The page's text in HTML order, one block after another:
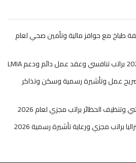
طباخ مع حوافز مالية وتأمين صحي لعام
بقطر 2026 مع تصريح عمل وتأشيرة رسمية وسكن وتذاكر
الحظائر براتب مجزي لعام 2026
مجزي ورعاية تأشيرة رسمية 2026